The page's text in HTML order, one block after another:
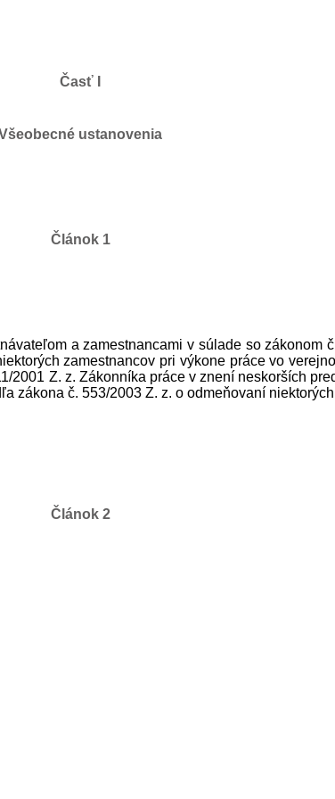
Časť I
ustanovenia
Článok 1
a zamestnancami v súlade so zákonom
zamestnancov pri výkone práce vo
2001 Z. z. Zákonníka práce v znení neskorších
zákona č. 553/2003 Z. z. o odmeňovaní
Článok 2